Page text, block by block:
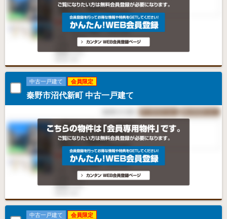
中古一戸建て 会員限定
秦野市沼代新町 中古一戸建て
中古一戸建て 会員限定